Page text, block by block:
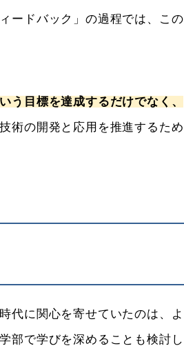
ードバック」の過程では、この
う目標を達成するだけでなく、
術の開発と応用を推進するため
代に関心を寄せていたのは、よ
部で学びを深めることも検討し